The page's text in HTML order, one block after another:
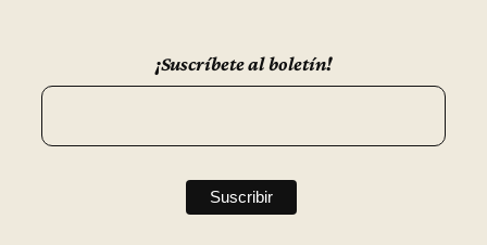
¡Suscríbete al boletín!